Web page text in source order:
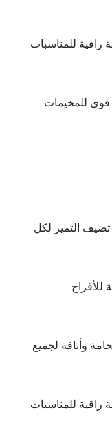
للمناسبات
قوي للمخيمات
التميز لكل
للأفراح
وأناقة لجميع
للمناسبات